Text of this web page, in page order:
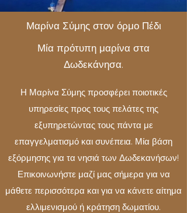
Μαρίνα Σύμης στον όρμο Πέδι
Μία πρότυπη μαρίνα στα
Δωδεκάνησα.
Η Μαρίνα Σύμης προσφέρει ποιοτικές
υπηρεσίες προς τους πελάτες της
εξυπηρετώντας τους πάντα με
επαγγελματισμό και συνέπεια. Μία βάση
εξόρμησης για τα νησιά των Δωδεκανήσων!
Επικοινωνήστε μαζί μας σήμερα για να
μάθετε περισσότερα και για να κάνετε αίτημα
ελλιμενισμού ή κράτηση δωματίου.